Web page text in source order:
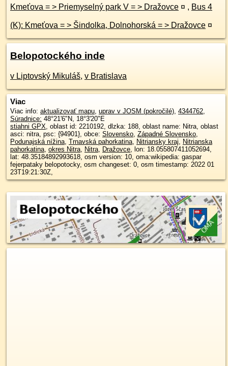
Kmeťova = > Priemyselný park V = > Dražovce ¤ , Bus 4
(K): Kmeťova = > Šindolka, Dolnohorská = > Dražovce ¤
Belopotockého inde
v Liptovský Mikuláš, v Bratislava
Viac
Viac info: aktualizovať mapu, uprav v JOSM (pokročilé), 4344762,
Súradnice: 48°21'6"N, 18°3'20"E
stiahni GPX, oblast id: 2210192, dlzka: 188, oblast name: Nitra, oblast
asci: nitra, psc: {94901}, obce: Slovensko, Západné Slovensko,
Podunajská nížina, Trnavská pahorkatina, Nitriansky kraj, Nitrianska
pahorkatina, okres Nitra, Nitra, Dražovce, lon: 18.055807411052694,
lat: 48.35184892993618, osm version: 10, oma:wikipedia: gaspar
fejerpataky belopotocky, osm changeset: 0, osm timestamp: 2022 01
23T19:21:30Z,